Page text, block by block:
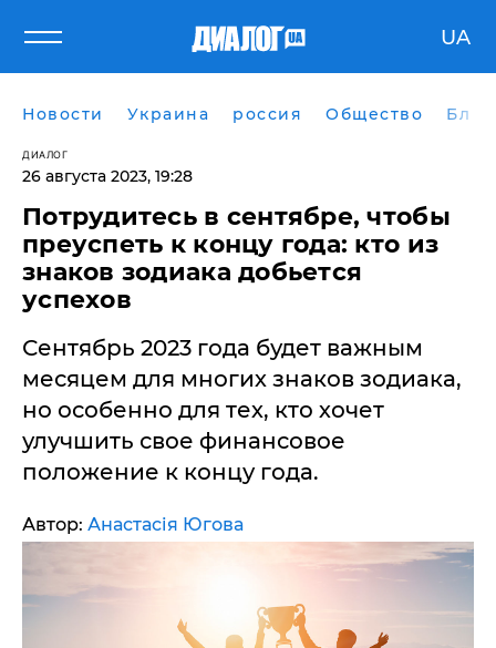
UA
Новости Украина россия Общество
ДИАЛОГ
26 августа 2023, 19:28
Потрудитесь в сентябре, чтобы
преуспеть к концу года: кто из
знаков зодиака добьется
успехов
Сентябрь 2023 года будет важным
месяцем для многих знаков зодиака,
но особенно для тех, кто хочет
улучшить свое финансовое
положение к концу года.
Автор: Анастасія Югова